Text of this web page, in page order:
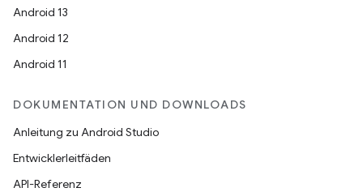
Android 13
Android 12
Android 11
DOKUMENTATION UND DOWNLOADS
Anleitung zu Android Studio
Entwicklerleitfäden
API-Referenz